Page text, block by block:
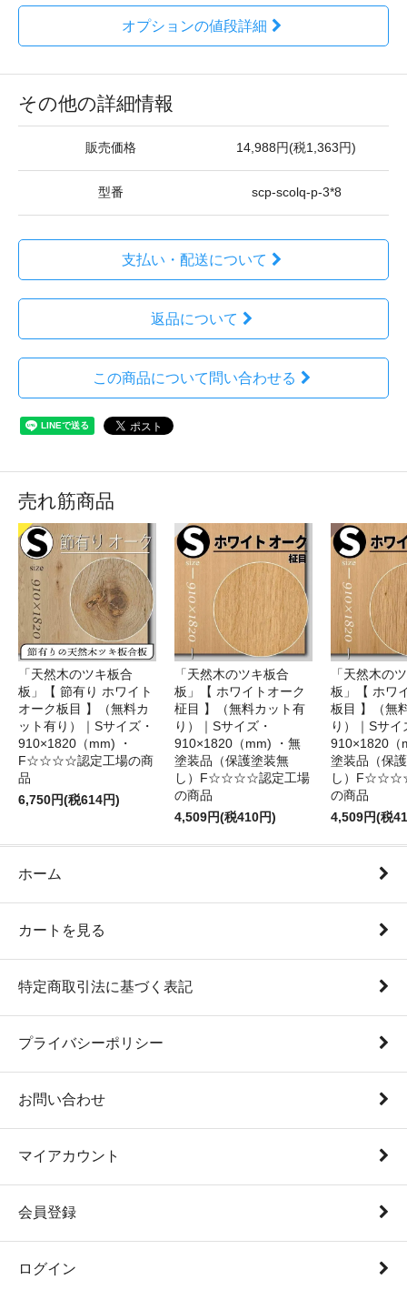
オプションの値段詳細
その他の詳細情報
販売価格 14,988円(税1,363円)
型番 scp-scolq-p-3*8
支払い・配送について
返品について
この商品について問い合わせる
売れ筋商品
「天然木のツキ板合
板」【 節有り ホワイト
オーク板目 】（無料カ
ット有り）｜Sサイズ・
910×1820（mm) ・
F☆☆☆☆認定工場の商
品
6,750円(税614円)
「天然木のツキ板合
板」【 ホワイトオーク
柾目 】（無料カット有
り）｜Sサイズ・
910×1820（mm) ・無
塗装品（保護塗装無
し）F☆☆☆☆認定工場
の商品
4,509円(税410円)
「天然木の
板」【 ホワ
板目 】（無
り）｜Sサイ
910×1820（
塗装品（保
し）
の商品
4,509円(税
ホーム
カートを見る
特定商取引法に基づく表記
プライバシーポリシー
お問い合わせ
マイアカウント
会員登録
ログイン